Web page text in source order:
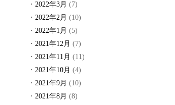
2022年3月 (7)
2022年2月 (10)
2022年1月 (5)
2021年12月 (7)
2021年11月 (11)
2021年10月 (4)
2021年9月 (10)
2021年8月 (8)